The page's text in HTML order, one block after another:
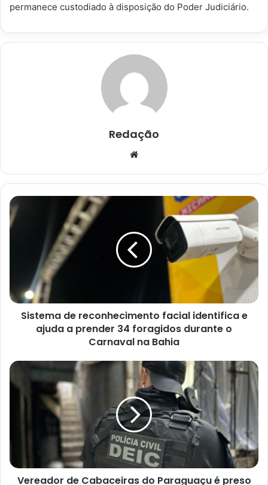
permanece custodiado à disposição do Poder Judiciário.
Redação
Sistema
de
reconhecimento
identifica
prender
foragidos
Carnaval
Bahia
Sistema de reconhecimento facial identifica e
ajuda a prender 34 foragidos durante o
Carnaval na Bahia
Vereador
Cabaceiras
preso
Salvador
porVereador de Cabaceiras do Paraguaçu é preso